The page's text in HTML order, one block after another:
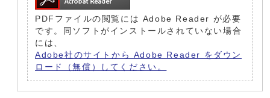
PDFファイルの閲覧には Adobe Reader が必要
です。同ソフトがインストールされていない場合
には、
Adobe社のサイトから Adobe Reader をダウン
ロード（無償）してください。